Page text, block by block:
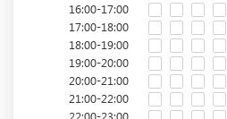
16:00-17:00
17:00-18:00
18:00-19:00
19:00-20:00
20:00-21:00
21:00-22:00